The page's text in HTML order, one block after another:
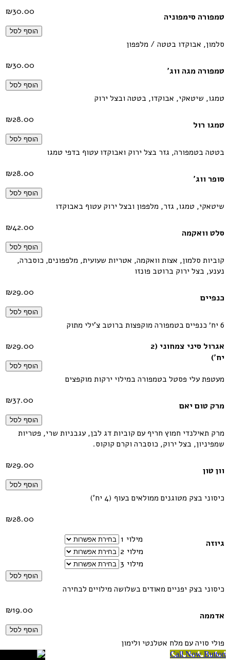
טמפורה סימפוניה ₪30.00
הוסף לסל
סלמון, אבוקדו בטטה / מלפפון
טמפורה מגה ווג' ₪30.00
הוסף לסל
טמגו, שיטאקי, אבוקדו, בטטה ובצל ירוק
טמגו רול ₪28.00
הוסף לסל
בטטה בטמפורה, גזר בצל ירוק ואבוקדו עטוף בדפי טמגו
סופר ווג' ₪28.00
הוסף לסל
שיטאקי, טמגו, גזר, מלפפון ובצל ירוק עטוף באבוקדו
סלט וואקמה ₪42.00
הוסף לסל
קוביות סלמון, אצות וואקמה, אטריות שעועית, מלפפונים, כוסברה,
נענע, בצל ירוק ברוטב פונזו
כנפיים ₪29.00
הוסף לסל
6 יח׳ כנפיים בטמפורה מוקפצות ברוטב צ'ילי מתוק
אגרול סיני צמחוני (2
יח')
₪29.00
הוסף לסל
מעטפת עלי פסטל בטמפורה במילוי ירקות מוקפצים
מרק טום יאם ₪37.00
הוסף לסל
מרק תאילנדי חמוץ חריף עם קוביות דג לבן, עגבניות שרי, פטריות
שמפיניון, בצל ירוק, כוסברה וקרם קוקוס.
וון טון ₪29.00
הוסף לסל
כיסוני בצק מטוגנים ממולאים בעוף (4 יח')
גיוזה
₪28.00
מילוי 1
מילוי 2
מילוי 3
הוסף לסל
כיסוני בצק יפניים מאודים בשלושה מילויים לבחירה
אדממה ₪19.00
הוסף לסל
פולי סויה עם מלח אטלנטי ולימון
Call Now Button